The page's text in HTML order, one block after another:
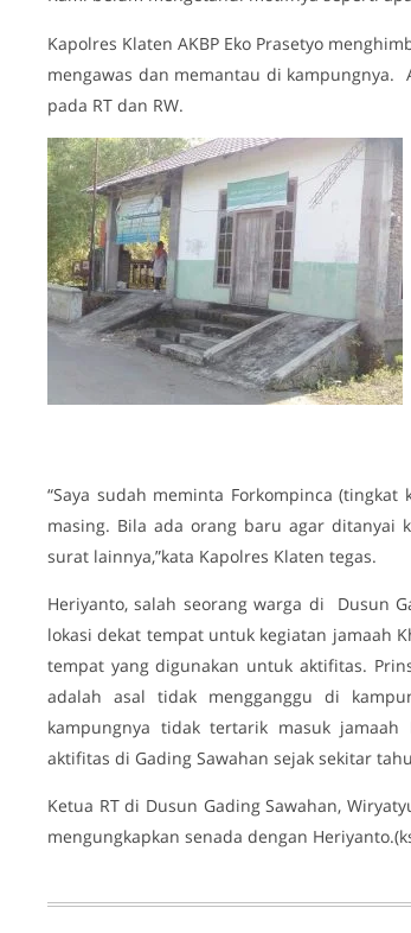
Kapolres Klaten AKBP Eko Prasetyo
mengawas dan memantau di
pada RT dan RW.
“Saya sudah meminta Forkompinca
masing. Bila ada orang baru agar ditanyai
surat lainnya,”kata Kapolres Klaten tegas.
Heriyanto, salah seorang warga di Dusun
lokasi dekat tempat untuk kegiatan jamaah
tempat yang digunakan untuk aktifitas.
adalah asal tidak mengganggu di
kampungnya tidak tertarik masuk
aktifitas di Gading Sawahan sejak sekitar
Ketua RT di Dusun Gading Sawahan,
mengungkapkan senada dengan